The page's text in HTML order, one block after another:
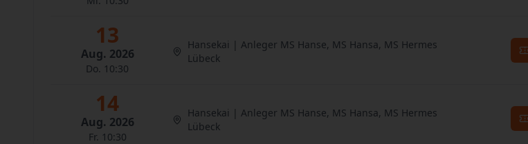
13
Aug. 2026
Do. 10:30
Hansekai | Anleger MS Hanse, MS Hansa, MS Hermes
Lübeck
14
Aug. 2026
Fr. 10:30
Hansekai | Anleger MS Hanse, MS Hansa, MS Hermes
Lübeck